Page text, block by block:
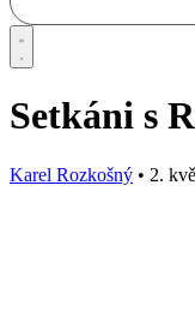
Setkáni s
Karel Rozkošný • 2.